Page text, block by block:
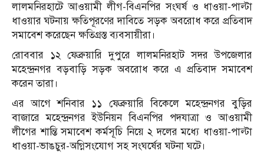
লালমনিরহাটে আওয়ামী লীগ-বিএনপির সংঘর্ষ ও ধাওয়া-পাল্টা
ধাওয়ার ঘটনায় ক্ষতিপূরণের দাবিতে সড়ক অবরোধ করে প্রতিবাদ
সমাবেশ করেছেন ক্ষতিগ্রস্ত ব্যবসায়ীরা।
রোববার ১২ ফেব্রুয়ারি দুপুরে লালমনিরহাট সদর উপজেলার
মহেন্দ্রনগর বড়বাড়ি সড়ক অবরোধ করে এ প্রতিবাদ সমাবেশ
করেন তারা।
এর আগে শনিবার ১১ ফেব্রুয়ারি বিকেলে মহেন্দ্রনগর বুড়ির
বাজারে মহেন্দ্রনগর ইউনিয়ন বিএনপির পদযাত্রা ও আওয়ামী
লীগের শান্তি সমাবেশ কর্মসূচি নিয়ে ২ দলের মধ্যে ধাওয়া-পাল্টা
ধাওয়া-ভাঙচুর-অগ্নিসংযোগ সহ সংঘর্ষের ঘটনা ঘটে।